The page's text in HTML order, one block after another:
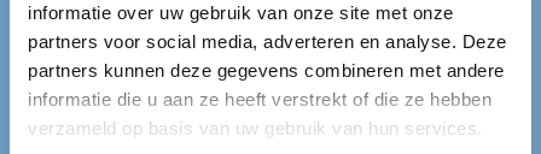
informatie over uw gebruik van onze site met onze
partners voor social media, adverteren en analyse. Deze
partners kunnen deze gegevens combineren met andere
informatie die u aan ze heeft verstrekt of die ze hebben
verzameld op basis van uw gebruik van hun services.
Partybus huren in
Bergschenhoek
Ben je op zoek naar een partybus in Bergschenhoek?